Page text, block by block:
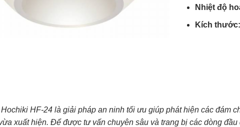
Nhiệt độ
Kích thước:
HF-24 là giải pháp an ninh tối ưu giúp phát hiện các đám
xuất hiện. Để được tư vấn chuyên sâu và trang bị các dòng đầu